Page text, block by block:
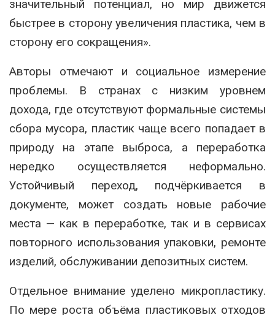
значительный потенциал, но мир движется
быстрее в сторону увеличения пластика, чем в
сторону его сокращения».
Авторы отмечают и социальное измерение
проблемы. В странах с низким уровнем
дохода, где отсутствуют формальные системы
сбора мусора, пластик чаще всего попадает в
природу на этапе выброса, а переработка
нередко осуществляется неформально.
Устойчивый переход, подчёркивается в
документе, может создать новые рабочие
места — как в переработке, так и в сервисах
повторного использования упаковки, ремонте
изделий, обслуживании депозитных систем.
Отдельное внимание уделено микропластику.
По мере роста объёма пластиковых отходов